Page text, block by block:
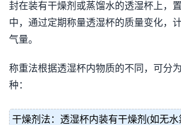
封在装有干燥剂或蒸馏水的透湿杯上，
中，通过定期称量透湿杯的质量变化，
气量。
称重法根据透湿杯内物质的不同，可分
种：
干燥剂法：透湿杯内装有干燥剂(如无